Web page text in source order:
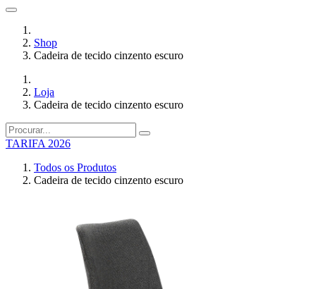
Shop
Cadeira de tecido cinzento escuro
Loja
Cadeira de tecido cinzento escuro
TARIFA 2026
Todos os Produtos
Cadeira de tecido cinzento escuro